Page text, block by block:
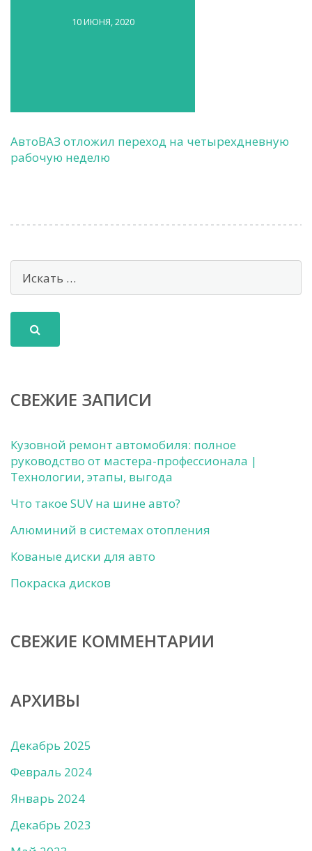
10 ИЮНЯ, 2020
АвтоВАЗ отложил переход на четырехдневную
рабочую неделю
СВЕЖИЕ ЗАПИСИ
Кузовной ремонт автомобиля: полное
руководство от мастера-профессионала |
Технологии, этапы, выгода
Что такое SUV на шине авто?
Алюминий в системах отопления
Кованые диски для авто
Покраска дисков
СВЕЖИЕ КОММЕНТАРИИ
АРХИВЫ
Декабрь 2025
Февраль 2024
Январь 2024
Декабрь 2023